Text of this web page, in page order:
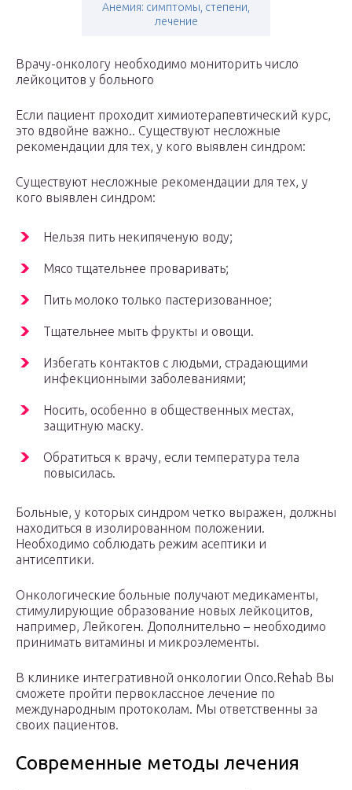
Анемия: симптомы, степени,
лечение
Врачу-онкологу необходимо мониторить число
лейкоцитов у больного
Если пациент проходит химиотерапевтический курс,
это вдвойне важно.. Существуют несложные
рекомендации для тех, у кого выявлен синдром:
Существуют несложные рекомендации для тех, у
кого выявлен синдром:
Нельзя пить некипяченую воду;
Мясо тщательнее проваривать;
Пить молоко только пастеризованное;
Тщательнее мыть фрукты и овощи.
Избегать контактов с людьми, страдающими
инфекционными заболеваниями;
Носить, особенно в общественных местах,
защитную маску.
Обратиться к врачу, если температура тела
повысилась.
Больные, у которых синдром четко выражен, должны
находиться в изолированном положении.
Необходимо соблюдать режим асептики и
антисептики.
Онкологические больные получают медикаменты,
стимулирующие образование новых лейкоцитов,
например, Лейкоген. Дополнительно – необходимо
принимать витамины и микроэлементы.
В клинике интегративной онкологии Onco.Rehab Вы
сможете пройти первоклассное лечение по
международным протоколам. Мы ответственны за
своих пациентов.
Современные методы лечения